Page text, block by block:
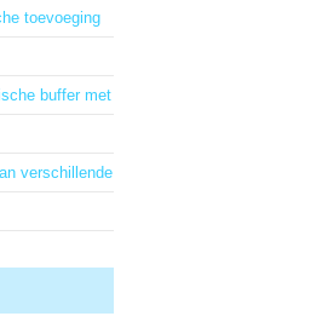
toevoeging
buffer met
verschillende